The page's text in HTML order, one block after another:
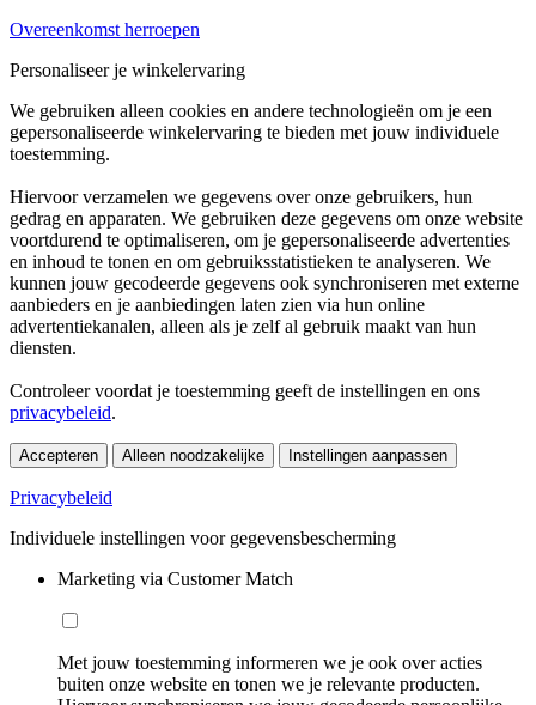
Overeenkomst herroepen
Personaliseer je winkelervaring
We gebruiken alleen cookies en andere technologieën om je een
gepersonaliseerde winkelervaring te bieden met jouw individuele
toestemming.
Hiervoor verzamelen we gegevens over onze gebruikers, hun
gedrag en apparaten. We gebruiken deze gegevens om onze website
voortdurend te optimaliseren, om je gepersonaliseerde advertenties
en inhoud te tonen en om gebruiksstatistieken te analyseren. We
kunnen jouw gecodeerde gegevens ook synchroniseren met externe
aanbieders en je aanbiedingen laten zien via hun online
advertentiekanalen, alleen als je zelf al gebruik maakt van hun
diensten.
Controleer voordat je toestemming geeft de instellingen en ons
privacybeleid.
Accepteren Alleen noodzakelijke Instellingen aanpassen
Privacybeleid
Individuele instellingen voor gegevensbescherming
Marketing via Customer Match
Met jouw toestemming informeren we je ook over acties
buiten onze website en tonen we je relevante producten.